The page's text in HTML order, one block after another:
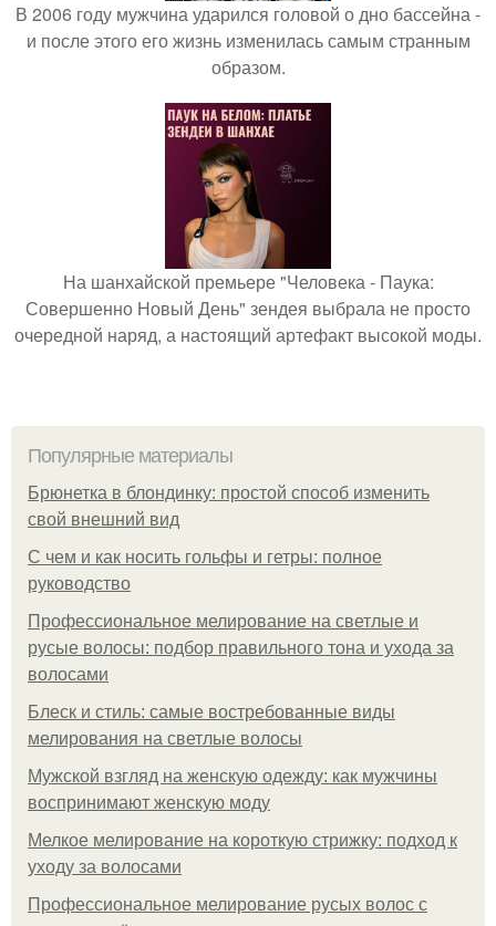
В 2006 году мужчина ударился головой о дно бассейна -
и после этого его жизнь изменилась самым странным
образом.
На шанхайской премьере "Человека - Паука:
Совершенно Новый День" зендея выбрала не просто
очередной наряд, а настоящий артефакт высокой моды.
Популярные материалы
Брюнетка в блондинку: простой способ изменить
свой внешний вид
С чем и как носить гольфы и гетры: полное
руководство
Профессиональное мелирование на светлые и
русые волосы: подбор правильного тона и ухода за
волосами
Блеск и стиль: самые востребованные виды
мелирования на светлые волосы
Мужской взгляд на женскую одежду: как мужчины
воспринимают женскую моду
Мелкое мелирование на короткую стрижку: подход к
уходу за волосами
Профессиональное мелирование русых волос с